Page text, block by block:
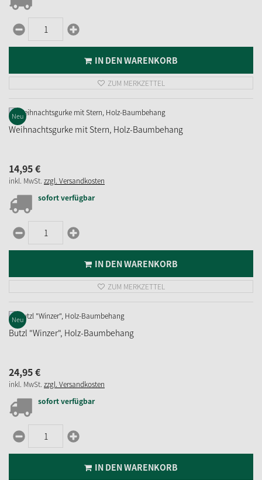
IN DEN WARENKORB
ZUM MERKZETTEL
Neu
Weihnachtsgurke mit Stern, Holz-Baumbehang
14,95€
inkl. MwSt. zzgl. Versandkosten
sofort verfügbar
IN DEN WARENKORB
ZUM MERKZETTEL
Neu
Butzl "Winzer", Holz-Baumbehang
24,95€
inkl. MwSt. zzgl. Versandkosten
sofort verfügbar
IN DEN WARENKORB